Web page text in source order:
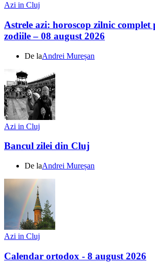
Azi in Cluj
Astrele azi: horoscop zilnic complet
zodiile – 08 august 2026
De laAndrei Mureșan
Azi in Cluj
Bancul zilei din Cluj
De laAndrei Mureșan
Azi in Cluj
Calendar ortodox - 8 august 2026